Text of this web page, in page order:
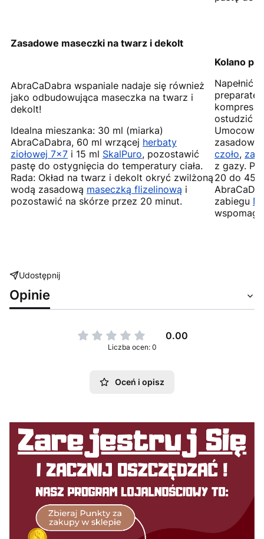
Zasadowe maseczki na twarz i dekolt
AbraCaDabra wspaniale nadaje się również
jako odbudowująca maseczka na twarz i
dekolt!
Idealna mieszanka: 30 ml (miarka)
AbraCaDabra, 60 ml wrzącej herbaty
ziołowej 7×7 i 15 ml SkalPuro, pozostawić
pastę do ostygnięcia do temperatury ciała.
Rada: Okład na twarz i dekolt okryć zwilżoną
wodą zasadową maseczką flizelinową i
pozostawić na skórze przez 20 minut.
Kolano
Napełnić
kompres
ostudzić i
czoło,
z gazy.
20 do 45
zabiegu
Udostępnij
Opinie
0.00
Liczba ocen: 0
Oceń i opisz